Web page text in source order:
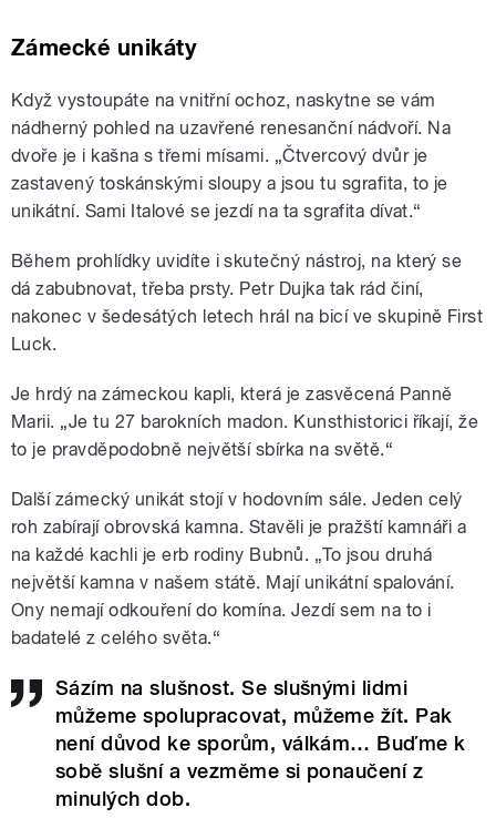
Zámecké unikáty
Když vystoupáte na vnitřní ochoz, naskytne se vám
nádherný pohled na uzavřené renesanční nádvoří. Na
dvoře je i kašna s třemi mísami. „Čtvercový dvůr je
zastavený toskánskými sloupy a jsou tu sgrafita, to je
unikátní. Sami Italové se jezdí na ta sgrafita dívat.“
Během prohlídky uvidíte i skutečný nástroj, na který se
dá zabubnovat, třeba prsty. Petr Dujka tak rád činí,
nakonec v šedesátých letech hrál na bicí ve skupině First
Luck.
Je hrdý na zámeckou kapli, která je zasvěcená Panně
Marii. „Je tu 27 barokních madon. Kunsthistorici říkají, že
to je pravděpodobně největší sbírka na světě.“
Další zámecký unikát stojí v hodovním sále. Jeden celý
roh zabírají obrovská kamna. Stavěli je pražští kamnáři a
na každé kachli je erb rodiny Bubnů. „To jsou druhá
největší kamna v našem státě. Mají unikátní spalování.
Ony nemají odkouření do komína. Jezdí sem na to i
badatelé z celého světa.“
Sázím na slušnost. Se slušnými lidmi
můžeme spolupracovat, můžeme žít. Pak
není důvod ke sporům, válkám… Buďme k
sobě slušní a vezměme si ponaučení z
minulých dob.